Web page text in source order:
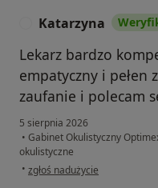
Katarzyna
Lekarz bardzo
empatyczny i pełen
zaufanie i polecam
5 sierpnia 2026
• Gabinet Okulistyczny
okulistyczne
• w opinii użytkownika Katarzyna
zgłoś nadużycie